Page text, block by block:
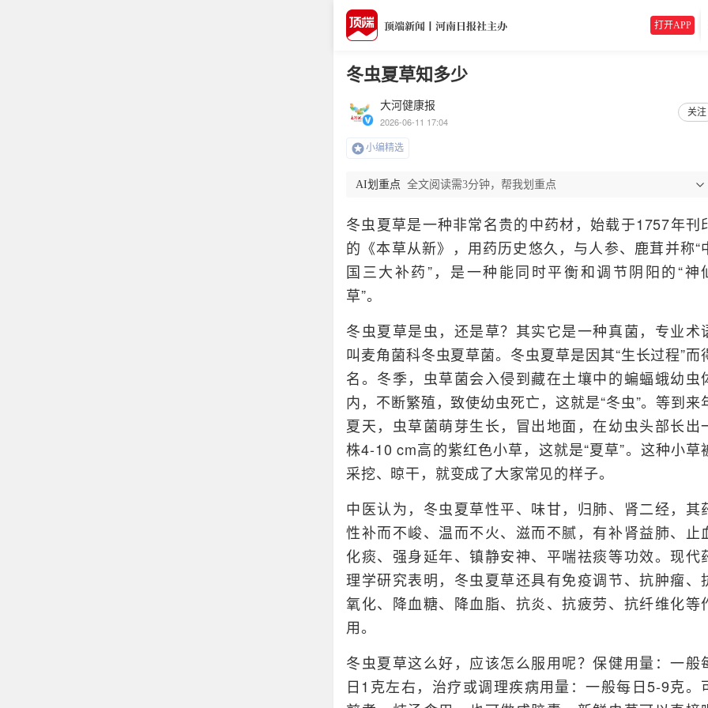
打开APP
冬虫夏草知多少
大河健康报
2026-06-11 17:04
关注
小编精选
AI划重点 全文阅读需3分钟，帮我划重点
冬虫夏草是一种非常名贵的中药材，始载于1757年刊
的《本草从新》，用药历史悠久，与人参、鹿茸并称“
国三大补药”，是一种能同时平衡和调节阴阳的“神
草”。
冬虫夏草是虫，还是草？其实它是一种真菌，专业术
叫麦角菌科冬虫夏草菌。冬虫夏草是因其“生长过程”而
名。冬季，虫草菌会入侵到藏在土壤中的蝙蝠蛾幼虫
内，不断繁殖，致使幼虫死亡，这就是“冬虫”。等到来
夏天，虫草菌萌芽生长，冒出地面，在幼虫头部长出
株4-10 cm高的紫红色小草，这就是“夏草”。这种小草
采挖、晾干，就变成了大家常见的样子。
中医认为，冬虫夏草性平、味甘，归肺、肾二经，其
性补而不峻、温而不火、滋而不腻，有补肾益肺、止
化痰、强身延年、镇静安神、平喘祛痰等功效。现代
理学研究表明，冬虫夏草还具有免疫调节、抗肿瘤、
氧化、降血糖、降血脂、抗炎、抗疲劳、抗纤维化等
用。
冬虫夏草这么好，应该怎么服用呢？保健用量：一般
日1克左右，治疗或调理疾病用量：一般每日5-9克。